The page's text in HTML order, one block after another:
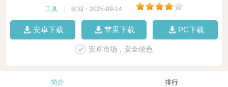
工具 时间：2025-09-14
安卓下载 苹果下载 PC下载
安卓市场，安全绿色
简介 排行